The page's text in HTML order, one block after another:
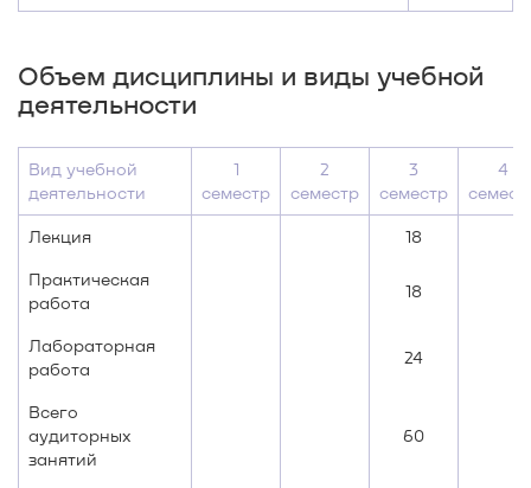
Объем дисциплины и виды учебной
деятельности
Вид учебной
деятельности
1
семестр
2
семестр
3
семестр
4
Лекция 18
Практическая
работа
18
Лабораторная
работа
24
Всего
аудиторных
занятий
60